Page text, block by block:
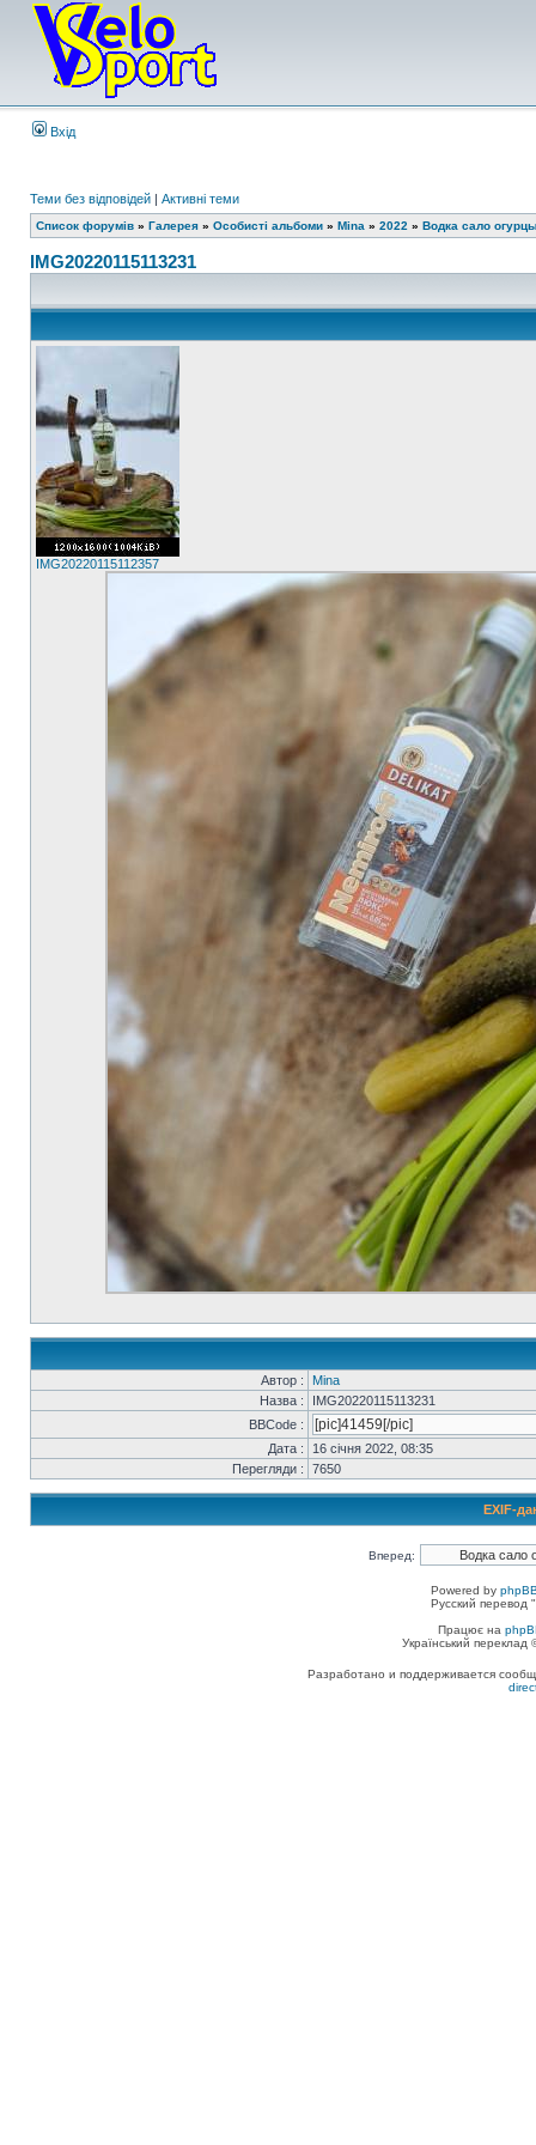
Вхід
Теми без відповідей | Активні теми
Список форумів » Галерея » Особисті альбоми » Mina » 2022 » Водка сало
IMG20220115113231
IMG20220115112357
Автор :
Mina
Назва :
IMG20220115113231
BBCode :
Дата :
16 січня 2022, 08:35
Перегляди :
7650
EXIF-
Вперед:
Powered by
Русский перевод
Працює на
Український
Разработано и поддерживается